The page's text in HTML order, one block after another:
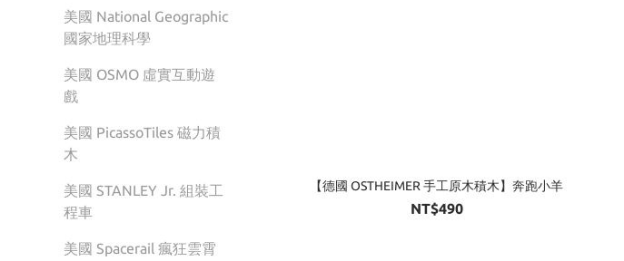
美國 National Geographic
國家地理科學
美國 OSMO 虛實互動遊
戲
美國 PicassoTiles 磁力積
木
美國 STANLEY Jr. 組裝工
程車
美國 Spacerail 瘋狂雲霄
【德國 OSTHEIMER 手工原木積木】奔跑小羊
NT$490